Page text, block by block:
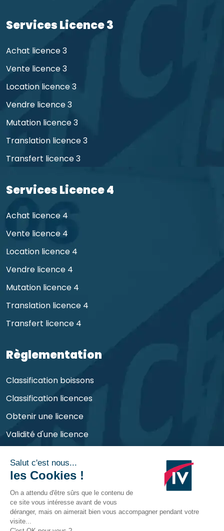
Services Licence 3
Achat licence 3
Vente licence 3
Location licence 3
Vendre licence 3
Mutation licence 3
Translation licence 3
Transfert licence 3
Services Licence 4
Achat licence 4
Vente licence 4
Location licence 4
Vendre licence 4
Mutation licence 4
Translation licence 4
Transfert licence 4
Règlementation
Classification boissons
Classification licences
Obtenir une licence
Validité d'une licence
©CHR Consult2026 | Tous droits réservés et